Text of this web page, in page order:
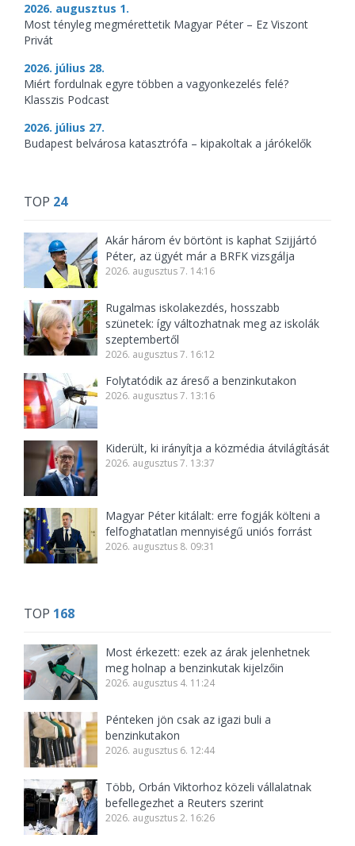
2026. augusztus 1.
Most tényleg megmérettetik Magyar Péter – Ez Viszont
Privát
2026. július 28.
Miért fordulnak egyre többen a vagyonkezelés felé?
Klasszis Podcast
2026. július 27.
Budapest belvárosa katasztrófa – kipakoltak a járókelők
TOP 24
Akár három év börtönt is kaphat Szijjártó
Péter, az ügyét már a BRFK vizsgálja
2026. augusztus 7. 14:16
Rugalmas iskolakezdés, hosszabb
szünetek: így változhatnak meg az iskolák
szeptembertől
2026. augusztus 7. 16:12
Folytatódik az áreső a benzinkutakon
2026. augusztus 7. 13:16
Kiderült, ki irányítja a közmédia átvilágítását
2026. augusztus 7. 13:37
Magyar Péter kitálalt: erre fogják költeni a
felfoghatatlan mennyiségű uniós forrást
2026. augusztus 8. 09:31
TOP 168
Most érkezett: ezek az árak jelenhetnek
meg holnap a benzinkutak kijelzőin
2026. augusztus 4. 11:24
Pénteken jön csak az igazi buli a
benzinkutakon
2026. augusztus 6. 12:44
Több, Orbán Viktorhoz közeli vállalatnak
befellegezhet a Reuters szerint
2026. augusztus 2. 16:26